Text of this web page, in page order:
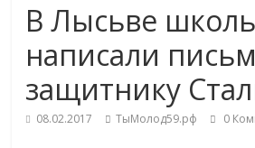
В Лысьве
написали
защитнику
08.02.2017 ТыМолод59.рф 0